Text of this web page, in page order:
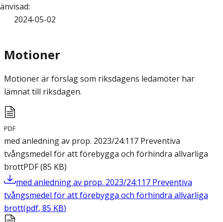
:
2024-05-02
Motioner
Motioner är förslag som riksdagens ledamöter har
lämnat till riksdagen.
PDF
med anledning av prop. 2023/24:117 Preventiva
tvångsmedel för att förebygga och förhindra allvarliga
brottPDF(85 KB)
med anledning av prop. 2023/24:117 Preventiva
tvångsmedel för att förebygga och förhindra allvarliga
brott(pdf, 85 KB)